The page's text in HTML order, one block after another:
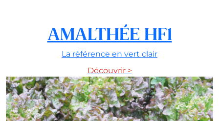
AMALTHÉE HF1
La référence en vert clair
Découvrir >